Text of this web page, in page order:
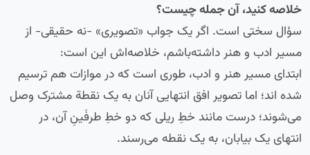
خلاصه کنید، آن جمله چیست؟
سؤال سختی است. اگر یک جواب «تصویری» -نه حقیقی- از
مسیر ادب و هنر داشته‌باشم، خلاصه‌اش این است:
ابتدای مسیر هنر و ادب، طوری است که در موازات هم ترسیم
شده اند؛ اما تصویر افق انتهایی آنان به یک نقطة مشترک وصل
می‌شوند؛ درست مانند خطِ ریلی که دو خطِ طرفَینِ آن، در
انتهای یک بیابان، به یک نقطه می‌رسند.‌